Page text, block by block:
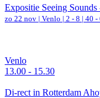
Expositie Seeing
zo 22 nov | Venlo | 2 - 8 | 40 -
Venlo
13.00 - 15.30
Di-rect in Rotterdam